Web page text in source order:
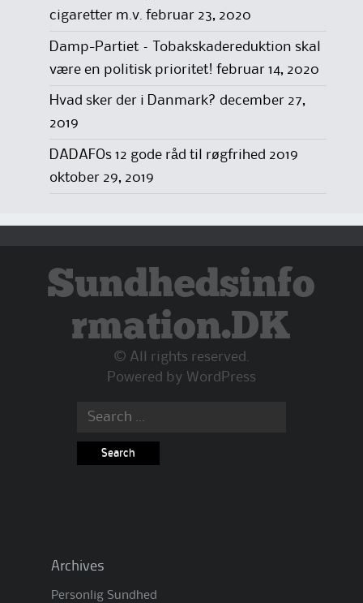
cigaretter m.v. februar 23, 2020
Damp-Partiet – Tobakskadereduktion skal
være en politisk prioritet! februar 14, 2020
Hvad sker der i Danmark? december 27,
2019
DADAFOs 12 gode råd til røgfrihed 2019
oktober 29, 2019
Sundhedsinfo
rmation.DK
© All rights reserved.
Powered by WordPress
Search
Archives
Personlig Sundhed